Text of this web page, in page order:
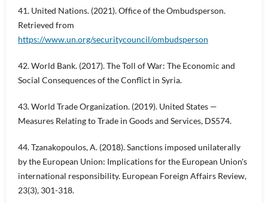
41. United Nations. (2021). Office of the Ombudsperson.
Retrieved from
https://www.un.org/securitycouncil/ombudsperson
42. World Bank. (2017). The Toll of War: The Economic and
Social Consequences of the Conflict in Syria.
43. World Trade Organization. (2019). United States —
Measures Relating to Trade in Goods and Services, DS574.
44. Tzanakopoulos, A. (2018). Sanctions imposed unilaterally
by the European Union: Implications for the European Union's
international responsibility. European Foreign Affairs Review,
23(3), 301-318.